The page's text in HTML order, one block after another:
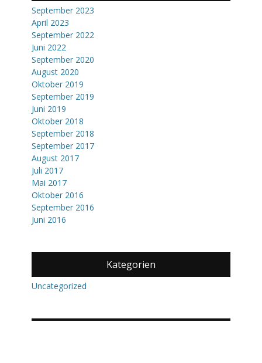
September 2023
April 2023
September 2022
Juni 2022
September 2020
August 2020
Oktober 2019
September 2019
Juni 2019
Oktober 2018
September 2018
September 2017
August 2017
Juli 2017
Mai 2017
Oktober 2016
September 2016
Juni 2016
Kategorien
Uncategorized